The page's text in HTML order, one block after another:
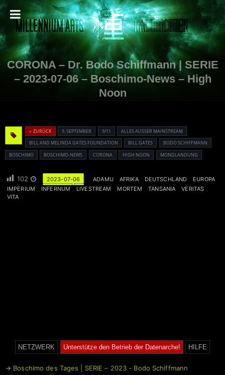
CORONA – Dr. Bodo Schiffmann | SERIE
– 2023-07-06 – Boschimo-News – High
Noon
« ZURÜCK 9. SEPTEMBER 9/11
ALLES AUSSER MAINSTREAM
BILL AND MELINDA GATES FOUNDATION
BILL GATES
BODO SCHIFFMANN
BOSCHIMO
BOSCHIMO-NEWS CORONA HIGH NOON MONDLANDUNG
102 2023-07-06 ADAMU AFRIKA DEUTSCHLAND
EUROPA
IMPERIUM
INFERNUM LIVESTREAM MORTEM TANSANIA
VERITAS
VITA
NETZWERK Unterstütze den Betrieb der Datenarche! HILFE
→ Boschimo des Tages | SERIE – 2023 - Bodo Schiffmann